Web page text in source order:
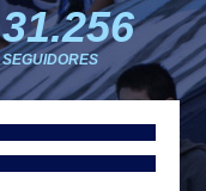
31.256
SEGUIDORES